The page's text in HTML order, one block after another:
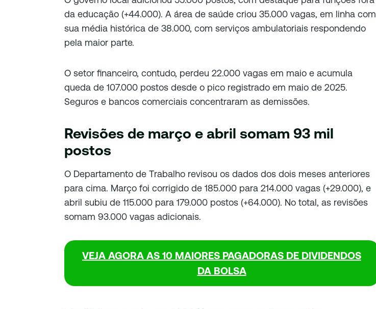
da educação (+44.000). A área de saúde criou 35.000 vagas, em linha com
sua média histórica de 38.000, com serviços ambulatoriais respondendo
pela maior parte.
O setor financeiro, contudo, perdeu 22.000 vagas em maio e acumula
queda de 107.000 postos desde o pico registrado em maio de 2025.
Seguros e bancos comerciais concentraram as demissões.
Revisões de março e abril somam 93 mil
postos
O Departamento de Trabalho revisou os dados dos dois meses anteriores
para cima. Março foi corrigido de 185.000 para 214.000 vagas (+29.000), e
abril subiu de 115.000 para 179.000 postos (+64.000). No total, as revisões
somam 93.000 vagas adicionais.
VEJA AGORA AS 10 MAIORES PAGADORAS DE DIVIDENDOS
DA BOLSA